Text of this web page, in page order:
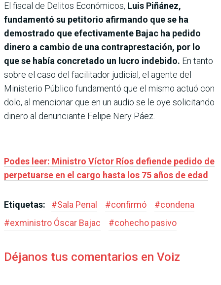
El fiscal de Delitos Económicos, Luis Piñánez,
fundamentó su petitorio afirmando que se ha
demostrado que efectivamente Bajac ha pedido
dinero a cambio de una contraprestación, por lo
que se había concretado un lucro indebido. En tanto
sobre el caso del facilitador judicial, el agente del
Ministerio Público fundamentó que el mismo actuó con
dolo, al mencionar que en un audio se le oye solicitando
dinero al denunciante Felipe Nery Páez.
Podes leer: Ministro Víctor Ríos defiende pedido de
perpetuarse en el cargo hasta los 75 años de edad
Etiquetas: #Sala Penal #confirmó #condena
#exministro Óscar Bajac #cohecho pasivo
Déjanos tus comentarios en Voiz